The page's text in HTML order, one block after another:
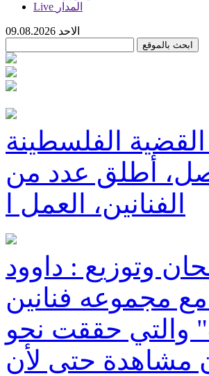
Live المدار
أطلق عدد من
الفنانين، العمل ا
وتوزيع : داوود
مع مجموعه فنانين
والتي حققت نحو